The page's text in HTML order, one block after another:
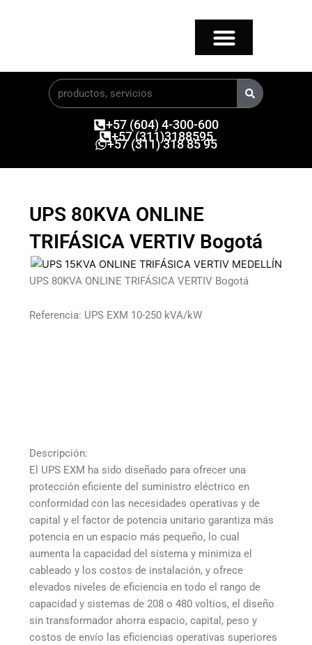
Buscar
+57 (604) 4-300-600
+57 (311)3188595
+57 (311) 318 85 95
UPS 80KVA ONLINE
TRIFÁSICA VERTIV Bogotá
UPS 80KVA ONLINE TRIFÁSICA VERTIV Bogotá
Referencia: UPS EXM 10-250 kVA/kW
Descripción:
El UPS EXM ha sido diseñado para ofrecer una
protección eficiente del suministro eléctrico en
conformidad con las necesidades operativas y de
capital y el factor de potencia unitario garantiza más
potencia en un espacio más pequeño, lo cual
aumenta la capacidad del sistema y minimiza el
cableado y los costos de instalación, y ofrece
elevados niveles de eficiencia en todo el rango de
capacidad y sistemas de 208 o 480 voltios, el diseño
sin transformador ahorra espacio, capital, peso y
costos de envío las eficiencias operativas superiores